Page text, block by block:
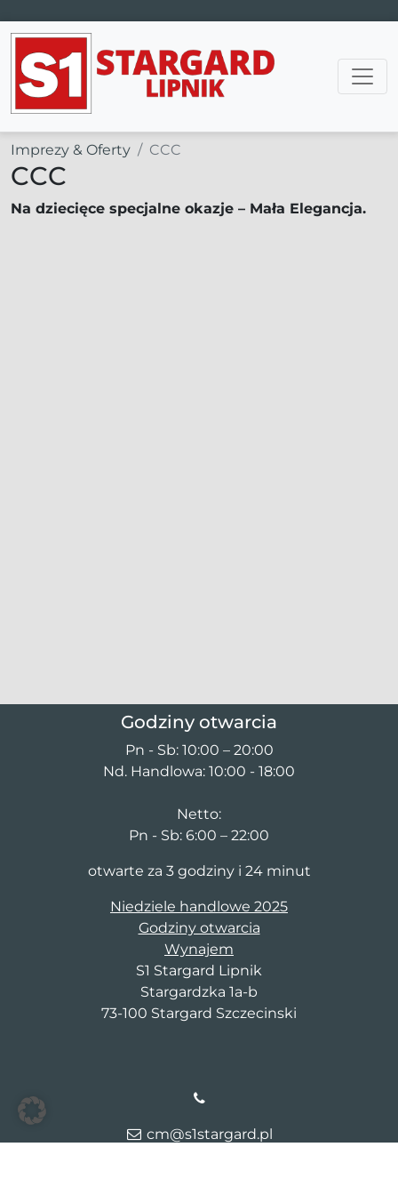
Main Navigation
Imprezy & Oferty CCC
CCC
Na dziecięce specjalne okazje – Mała Elegancja.
Godziny otwarcia
Pn - Sb: 10:00 – 20:00
Nd. Handlowa: 10:00 - 18:00
Netto:
Pn - Sb: 6:00 – 22:00
otwarte za 3 godziny i 24 minut
Niedziele handlowe 2025
Godziny otwarcia
Wynajem
S1 Stargard Lipnik
Stargardzka 1a-b
73-100 Stargard Szczecinski
cm@s1stargard.pl